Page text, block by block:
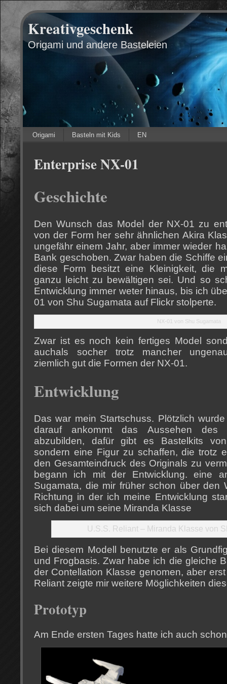
Kreativgeschenk
Origami und andere Basteleien
Origami Basteln mit Kids EN
Enterprise NX-01
Geschichte
Den Wunsch das Model der NX-01 zu
von der Form her sehr ähnlichen Akira
ungefähr einem Jahr, aber immer wieder
Bank geschoben. Zwar haben die Schiffe
diese Form besitzt eine Kleinigkeit, die
ganzu leicht zu bewältigen sei. Und so
Entwicklung immer weter hinaus, bis ich
01 von Shu Sugamata auf Flickr stolperte.
NX-01 von Shu Sugamata
Zwar ist es noch kein fertiges Model
auchals socher trotz mancher
ziemlich gut die Formen der NX-01.
Entwicklung
Das war mein Startschuss. Plötzlich
darauf ankommt das Aussehen des
abzubilden, dafür gibt es Bastelkits
sondern eine Figur zu schaffen, die trotz
den Gesamteindruck des Originals zu
begann ich mit der Entwicklung. eine
Sugamata, die mir früher schon über den
Richtung in der ich meine Entwicklung
sich dabei um seine Miranda Klasse
U.S.S. Reliant – Miranda Klasse von
Bei diesem Modell benutzte er als
und Frogbasis. Zwar habe ich die gleiche
der Contellation Klasse genomen, aber
Reliant zeigte mir weitere Möglichkeiten
Prototyp
Am Ende ersten Tages hatte ich auch